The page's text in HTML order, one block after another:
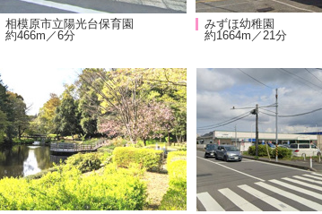
相模原市立陽光台保育園
約466m／6分
みずほ幼稚園
約1664m／21分